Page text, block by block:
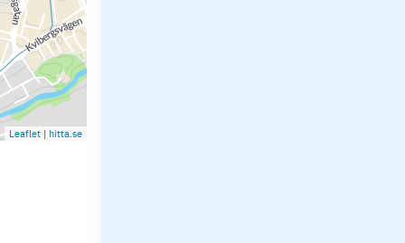
Leaflet | hitta.se